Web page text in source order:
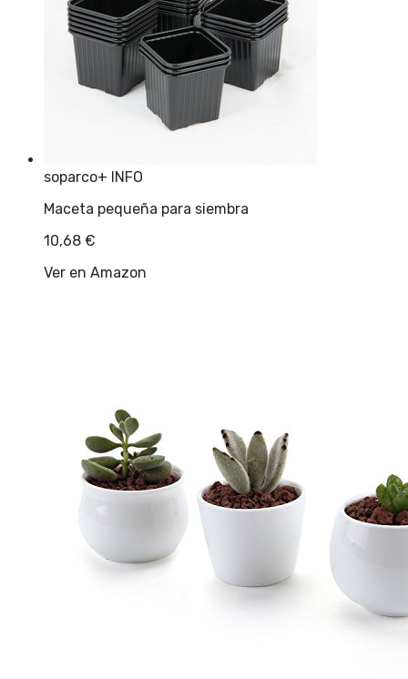
soparco+ INFO
Maceta pequeña para siembra
10,68 €
Ver en Amazon